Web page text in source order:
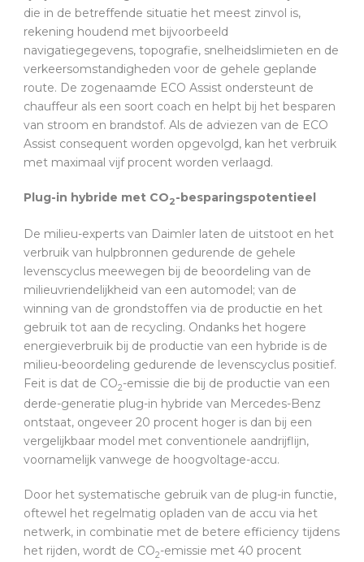
die in de betreffende situatie het meest zinvol is,
rekening houdend met bijvoorbeeld
navigatiegegevens, topografie, snelheidslimieten en de
verkeersomstandigheden voor de gehele geplande
route. De zogenaamde ECO Assist ondersteunt de
chauffeur als een soort coach en helpt bij het besparen
van stroom en brandstof. Als de adviezen van de ECO
Assist consequent worden opgevolgd, kan het verbruik
met maximaal vijf procent worden verlaagd.
Plug-in hybride met CO2-besparingspotentieel
De milieu-experts van Daimler laten de uitstoot en het
verbruik van hulpbronnen gedurende de gehele
levenscyclus meewegen bij de beoordeling van de
milieuvriendelijkheid van een automodel; van de
winning van de grondstoffen via de productie en het
gebruik tot aan de recycling. Ondanks het hogere
energieverbruik bij de productie van een hybride is de
milieu-beoordeling gedurende de levenscyclus positief.
Feit is dat de CO2-emissie die bij de productie van een
derde-generatie plug-in hybride van Mercedes-Benz
ontstaat, ongeveer 20 procent hoger is dan bij een
vergelijkbaar model met conventionele aandrijflijn,
voornamelijk vanwege de hoogvoltage-accu.
Door het systematische gebruik van de plug-in functie,
oftewel het regelmatig opladen van de accu via het
netwerk, in combinatie met de betere efficiency tijdens
het rijden, wordt de CO2-emissie met 40 procent